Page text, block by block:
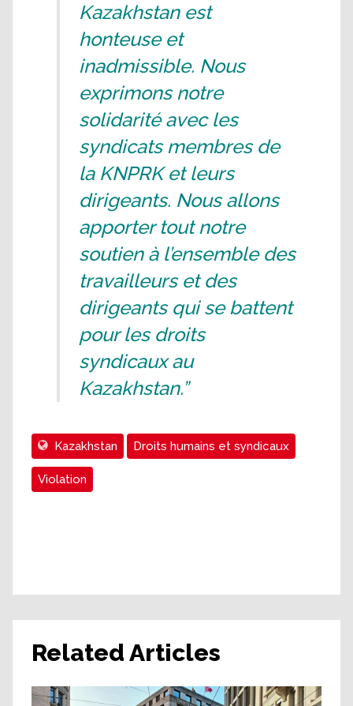
Kazakhstan est
honteuse et
inadmissible. Nous
exprimons notre
solidarité avec les
syndicats membres de
la KNPRK et leurs
dirigeants. Nous allons
apporter tout notre
soutien à l’ensemble des
travailleurs et des
dirigeants qui se battent
pour les droits
syndicaux au
Kazakhstan.”
Kazakhstan Droits humains et syndicaux
Violation
Related Articles